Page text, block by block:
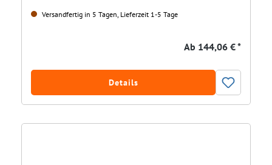
Versandfertig in 5 Tagen, Lieferzeit 1-5 Tage
Ab 144,06 € *
Details